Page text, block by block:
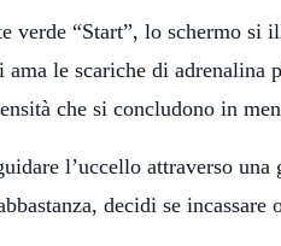
“Start”, lo schermo si
le scariche di adrenalina
che si concludono in
l’uccello attraverso
decidi se